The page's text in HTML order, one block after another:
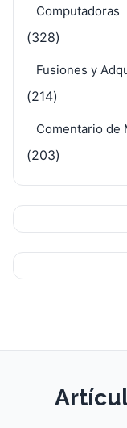
Computadoras
(328)
Fusiones y
(214)
Comentario de
(203)